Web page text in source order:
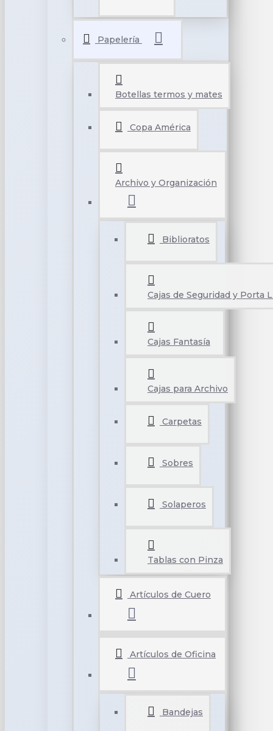
Papelería
Botellas termos y mates
Copa América
Archivo y Organización
Biblioratos
Cajas de Seguridad y Porta
Cajas Fantasía
Cajas para Archivo
Carpetas
Sobres
Solaperos
Tablas con Pinza
Artículos de Cuero
Artículos de Oficina
Bandejas